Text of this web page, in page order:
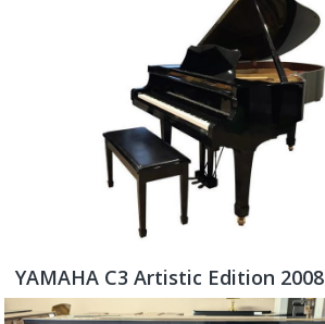
YAMAHA C3 Artistic Edition 2008